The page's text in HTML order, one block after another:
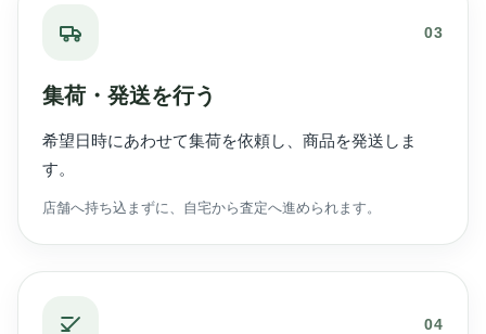
03
集荷・発送を行う
希望日時にあわせて集荷を依頼し、商品を発送しま
す。
店舗へ持ち込まずに、自宅から査定へ進められます。
04